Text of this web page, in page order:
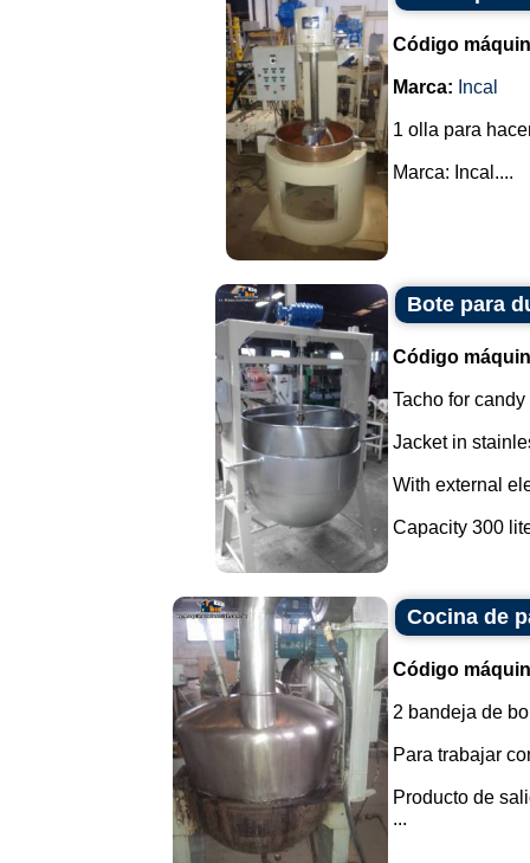
Código
Marca: Incal
1 olla para
Marca: Incal....
Bote para
Código
Tacho for
Jacket in
With external
Capacity 300
Cocina de
Código
2 bandeja de
Para trabajar
Producto de
...